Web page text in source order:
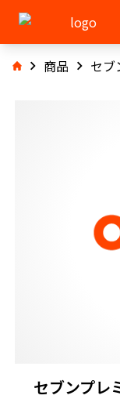
商品 セブ
セブンプレ